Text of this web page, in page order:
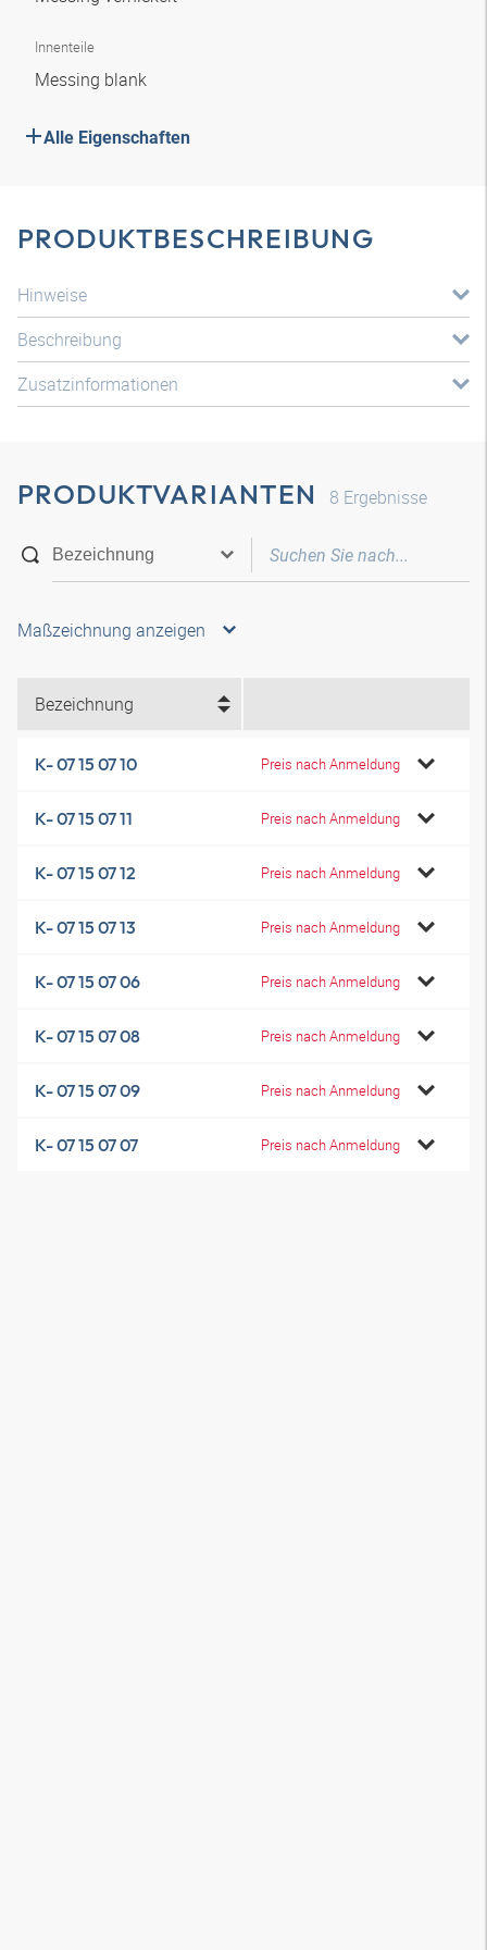
Innenteile
Messing blank
Alle Eigenschaften
PRODUKTBESCHREIBUNG
Hinweise
Beschreibung
Zusatzinformationen
PRODUKTVARIANTEN 8 Ergebnisse
Maßzeichnung anzeigen
Bezeichnung
K- 07 15 07 10 Preis nach Anmeldung
K- 07 15 07 11 Preis nach Anmeldung
K- 07 15 07 12 Preis nach Anmeldung
K- 07 15 07 13 Preis nach Anmeldung
K- 07 15 07 06 Preis nach Anmeldung
K- 07 15 07 08 Preis nach Anmeldung
K- 07 15 07 09 Preis nach Anmeldung
K- 07 15 07 07 Preis nach Anmeldung